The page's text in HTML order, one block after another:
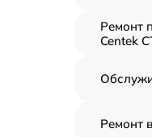
Ремонт
Centek
Ремонт